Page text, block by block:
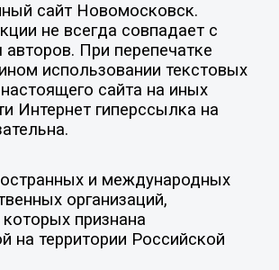
сайт Новомосковск.
не всегда совпадает с
авторов. При перепечатке
использовании текстовых
сайта на иных
Интернет гиперссылка на
и международных
организаций,
признана
на территории Российской